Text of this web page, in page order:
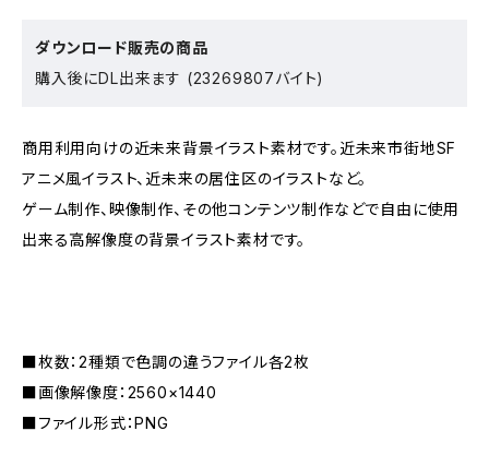
ダウンロード販売の商品
購入後にDL出来ます (23269807バイト)
商用利用向けの近未来背景イラスト素材です。近未来市街地SF
アニメ風イラスト、近未来の居住区のイラストなど。
ゲーム制作、映像制作、その他コンテンツ制作などで自由に使用
出来る高解像度の背景イラスト素材です。
■枚数：2種類で色調の違うファイル各2枚
■画像解像度：2560×1440
■ファイル形式：PNG